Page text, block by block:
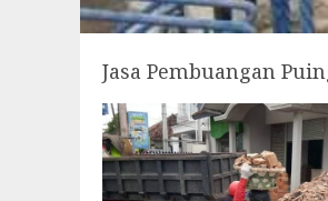
Jasa Pembuangan